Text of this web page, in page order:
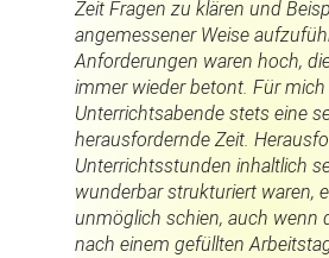
Zeit Fragen zu klären und
angemessener Weise
Anforderungen waren hoch,
immer wieder betont. Für mich
Unterrichtsabende stets eine
herausfordernde Zeit.
Unterrichtsstunden inhaltlich
wunderbar strukturiert waren,
unmöglich schien, auch wenn
nach einem gefüllten